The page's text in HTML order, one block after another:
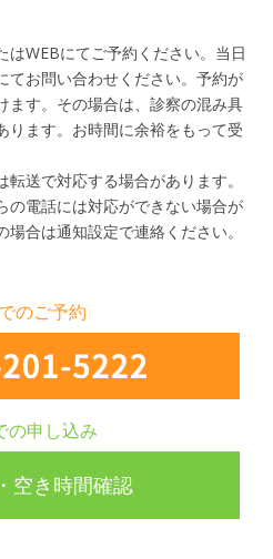
はWEBにてご予約ください。当日
てお問い合わせください。予約が
ます。その場合は、診察の混み具
ります。お時間に余裕をもって受
送で対応する場合があります。
の電話には対応ができない場合が
合は通知設定で連絡ください。
のご予約
の申し込み
空き時間確認